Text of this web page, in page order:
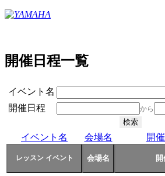
開催日程一覧
イベント名
開催日程
から
イベント名 会場名 開